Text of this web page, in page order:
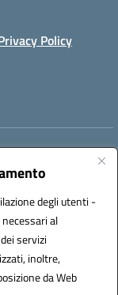
degli utenti -
al
servizi
inoltre,
da Web
Policy
n. 33, Ancona
istsc_ANIS01200G